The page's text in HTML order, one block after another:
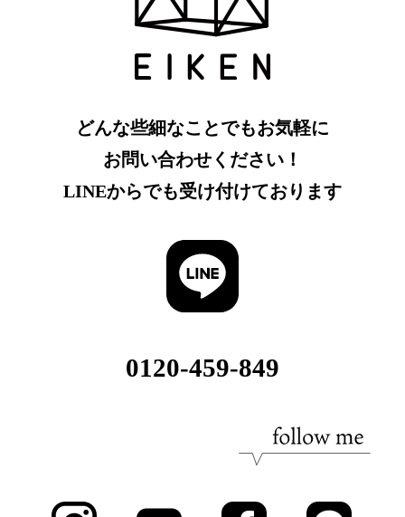
どんな些細なことでもお気軽に
お問い合わせください！
LINEからでも受け付けております
0120-459-849